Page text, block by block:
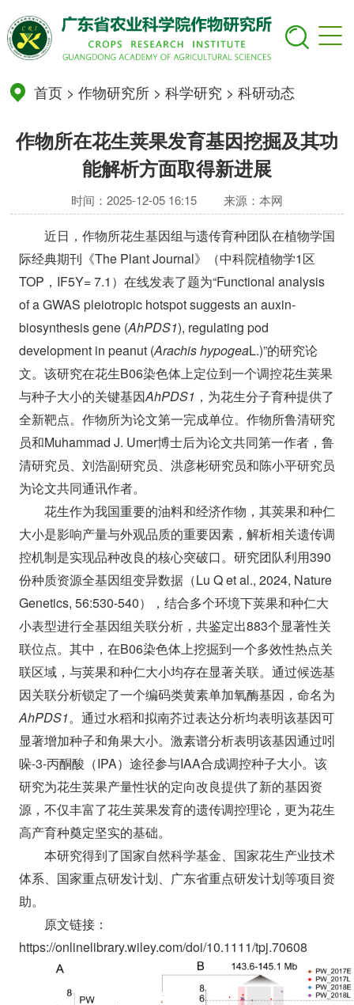
首页 >作物研究所 >科学研究 >科研动态
作物所在花生荚果发育基因挖掘及其功
能解析方面取得新进展
时间：2025-12-05 16:15 来源：本网
近日，作物所花生基因组与遗传育种团队在植物学国
际经典期刊《The Plant Journal》（中科院植物学1区
TOP，IF5Y= 7.1）在线发表了题为“Functional analysis
of a GWAS pleiotropic hotspot suggests an auxin-
biosynthesis gene (AhPDS1), regulating pod
development in peanut (Arachis hypogeaL.)”的研究论
文。该研究在花生B06染色体上定位到一个调控花生荚果
与种子大小的关键基因AhPDS1 ，为花生分子育种提供了
全新靶点。作物所为论文第一完成单位。作物所鲁清研究
员和Muhammad J. Umer博士后为论文共同第一作者，鲁
清研究员、刘浩副研究员、洪彦彬研究员和陈小平研究员
为论文共同通讯作者。
花生作为我国重要的油料和经济作物，其荚果和种仁
大小是影响产量与外观品质的重要因素，解析相关遗传调
控机制是实现品种改良的核心突破口。研究团队利用390
份种质资源全基因组变异数据（Lu Q et al., 2024, Nature
Genetics, 56:530-540），结合多个环境下荚果和种仁大
小表型进行全基因组关联分析，共鉴定出883个显著性关
联位点。其中，在B06染色体上挖掘到一个多效性热点关
联区域，与荚果和种仁大小均存在显著关联。通过候选基
因关联分析锁定了一个编码类黄素单加氧酶基因，命名为
AhPDS1。通过水稻和拟南芥过表达分析均表明该基因可
显著增加种子和角果大小。激素谱分析表明该基因通过吲
哚-3-丙酮酸（IPA）途径参与IAA合成调控种子大小。该
研究为花生荚果产量性状的定向改良提供了新的基因资
源，不仅丰富了花生荚果发育的遗传调控理论，更为花生
高产育种奠定坚实的基础。
本研究得到了国家自然科学基金、国家花生产业技术
体系、国家重点研发计划、广东省重点研发计划等项目资
助。
原文链接：
https://onlinelibrary.wiley.com/doi/10.1111/tpj.70608